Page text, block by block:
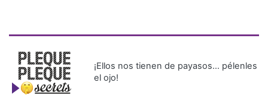
¡Ellos nos tienen de payasos… pélenles
el ojo!